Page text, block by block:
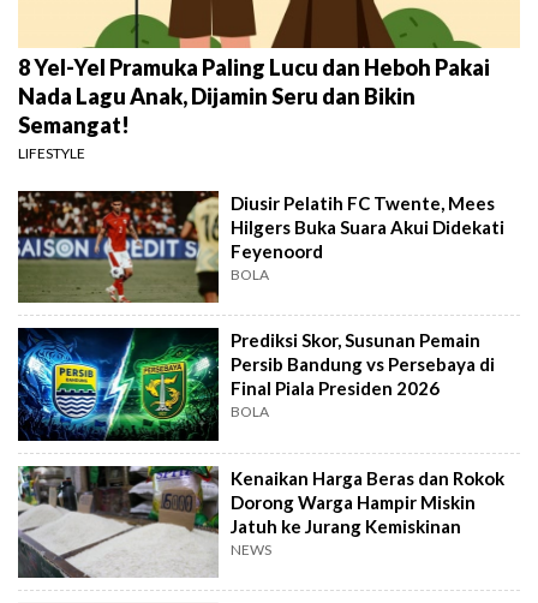
8 Yel-Yel Pramuka Paling Lucu dan Heboh Pakai
Nada Lagu Anak, Dijamin Seru dan Bikin
Semangat!
LIFESTYLE
Diusir Pelatih FC Twente, Mees
Hilgers Buka Suara Akui Didekati
Feyenoord
BOLA
Prediksi Skor, Susunan Pemain
Persib Bandung vs Persebaya di
Final Piala Presiden 2026
BOLA
Kenaikan Harga Beras dan Rokok
Dorong Warga Hampir Miskin
Jatuh ke Jurang Kemiskinan
NEWS